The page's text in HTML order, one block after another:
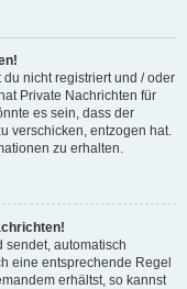
nicht registriert und / oder
Private Nachrichten für
es sein, dass der
verschicken, entzogen hat.
zu erhalten.
sendet, automatisch
eine entsprechende Regel
erhältst, so kannst